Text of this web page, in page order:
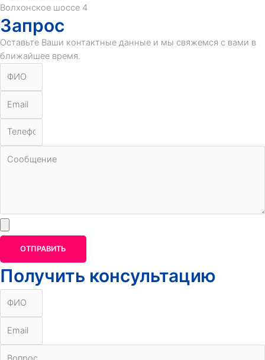
Волхонское шоссе 4
Запрос
Оставьте Ваши контактные данные и мы свяжемся с вами в
ближайшее время.
ОТПРАВИТЬ
Получить консультацию